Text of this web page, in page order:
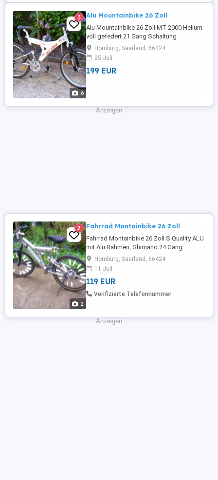
6
3 Alu Mountainbike 26 Zoll
Alu Mountainbike 26 Zoll MT 2000 Helium
voll gefedert 21 Gang Schaltung
Homburg, Saarland, 66424
25 Juli
199 EUR
Anzeigen
2
2 Fahrrad Montainbike 26 Zoll
Fahrrad Montainbike 26 Zoll S Quality ALU
mit Alu Rahmen, Shimano 24 Gang
Schaltung und Fahrradständer. Fahrrad
funktioniert.
Homburg, Saarland, 66424
11 Juli
119 EUR
Verifizierte Telefonnummer
Anzeigen